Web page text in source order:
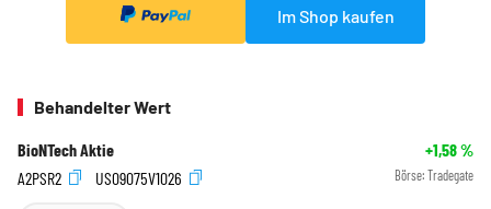
Im Shop kaufen
Behandelter Wert
BioNTech Aktie +1,58%
A2PSR2
US09075V1026 Börse: Tradegate